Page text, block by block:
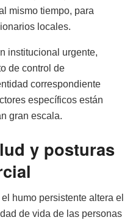
mismo tiempo, para
locales.
institucional urgente,
de control de
correspondiente
específicos están
gran escala.
y posturas
humo persistente altera el
de vida de las personas